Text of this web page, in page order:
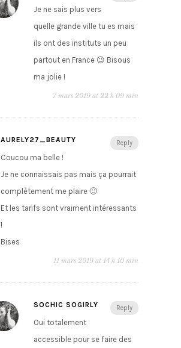
Je ne sais plus vers
quelle grande ville tu es mais
ils ont des instituts un peu
partout en France 😉 Bisous
ma jolie !
7 mars 2019 at 22 h 09 min
Reply
AURELY27_BEAUTY
Coucou ma belle !
Je ne connaissais pas mais ça pourrait
complètement me plaire 🙂
Et les tarifs sont vraiment intéressants
!
Bises
11 mars 2019 at 14 h 10 min
Reply
SOCHIC SOGIRLY
Oui totalement
accessible pour se faire des